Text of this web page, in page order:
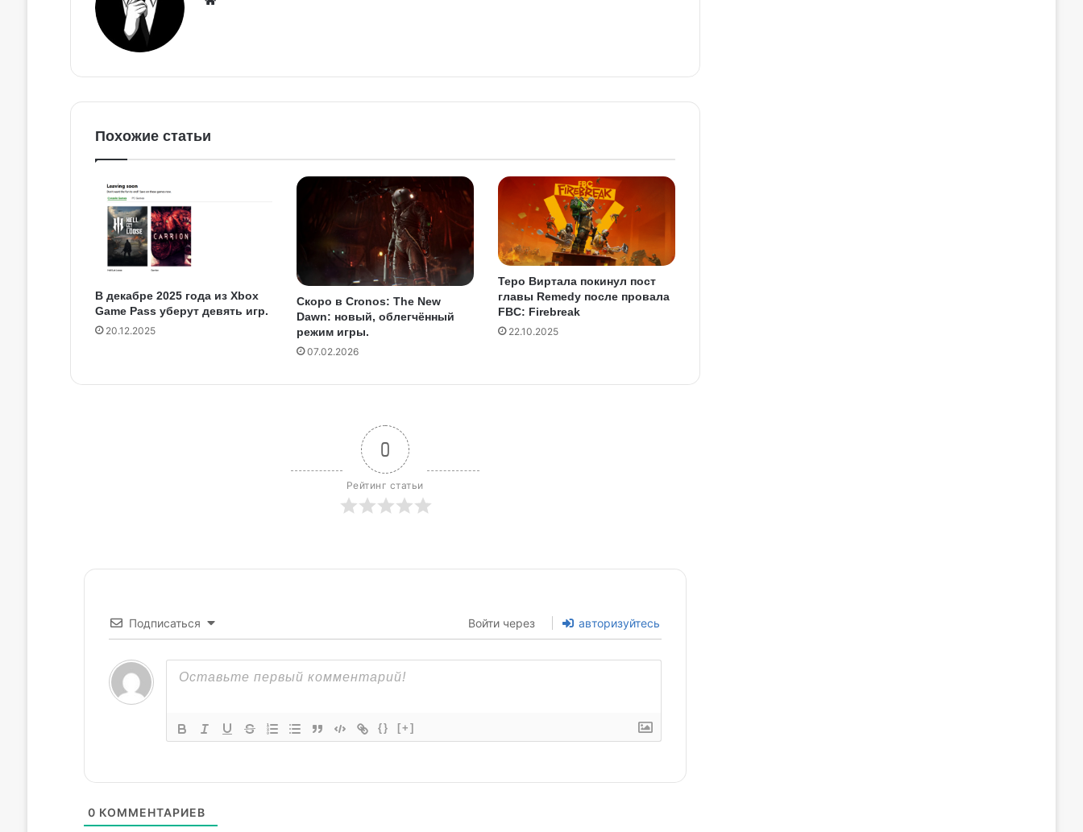
Похожие статьи
В декабре 2025 года из Xbox
Game Pass уберут девять игр.
20.12.2025
Скоро в Cronos: The New
Dawn: новый, облегчённый
режим игры.
07.02.2026
Теро Виртала покинул пост
главы Remedy после провала
FBC: Firebreak
22.10.2025
0
Рейтинг статьи
Подписаться Войти через авторизуйтесь
{} [+]
0 КОММЕНТАРИЕВ